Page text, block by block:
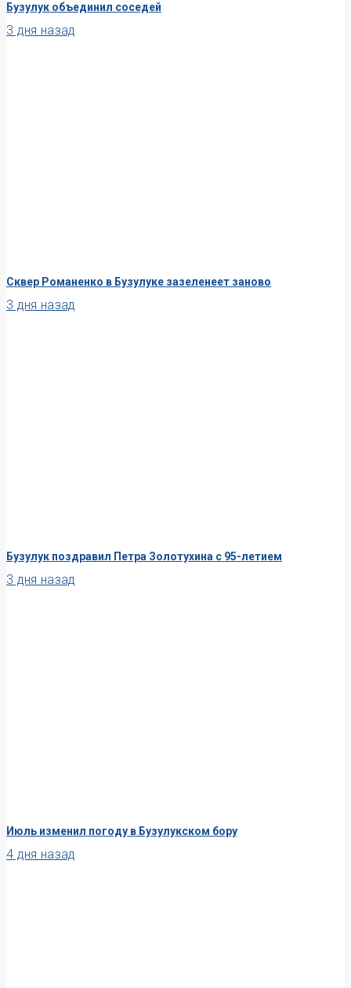
Бузулук объединил соседей
3 дня назад
Сквер Романенко в Бузулуке зазеленеет заново
3 дня назад
Бузулук поздравил Петра Золотухина с 95-летием
3 дня назад
Июль изменил погоду в Бузулукском бору
4 дня назад